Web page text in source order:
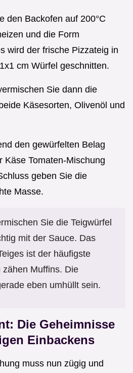
den Backofen auf 200°C
und die Form
wird der frische Pizzateig in
cm Würfel geschnitten.
Sie dann die
Käsesorten, Olivenöl und
den gewürfelten Belag
Käse Tomaten-Mischung
geben Sie die
Masse.
Sie die Teigwürfel
mit der Sauce. Das
ist der häufigste
Muffins. Die
eben umhüllt sein.
Die Geheimnisse
Einbackens
muss nun zügig und